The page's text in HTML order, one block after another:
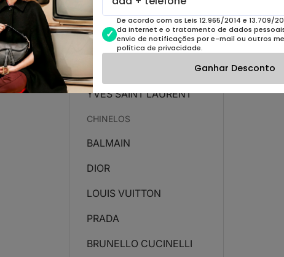
PRADA
UGG
YVES SAINT LAURENT
CHINELOS
BALMAIN
DIOR
LOUIS VUITTON
PRADA
BRUNELLO CUCINELLI
De acordo com as Leis 12.965/2014 e 13.709/
da Internet e o tratamento de dados
envio de notificações por e-mail ou outros
política de privacidade.
Ganhar Desconto